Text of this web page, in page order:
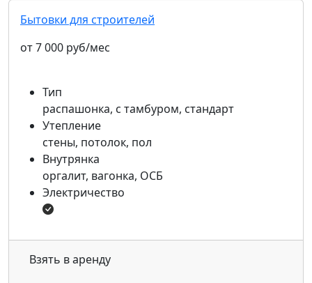
Бытовки для строителей
от 7 000 руб/мес
Тип
распашонка, с тамбуром, стандарт
Утепление
стены, потолок, пол
Внутрянка
оргалит, вагонка, ОСБ
Электричество
Взять в аренду